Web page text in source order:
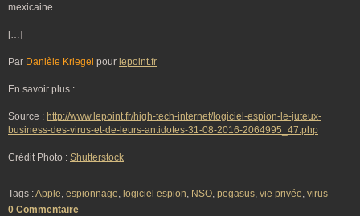
mexicaine.
[…]
Par Danièle Kriegel pour lepoint.fr
En savoir plus :
Source : http://www.lepoint.fr/high-tech-internet/logiciel-espion-le-juteux-
business-des-virus-et-de-leurs-antidotes-31-08-2016-2064995_47.php
Crédit Photo : Shutterstock
Tags :Apple, espionnage, logiciel espion, NSO, pegasus, vie privée, virus
0 Commentaire